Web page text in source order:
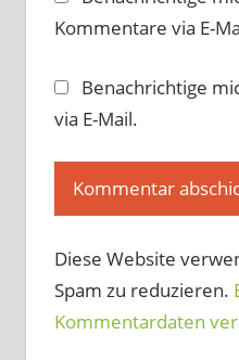
Kommentare via E-
Benachrichtige
via E-Mail.
Diese Website
Spam zu reduzieren.
Kommentardaten